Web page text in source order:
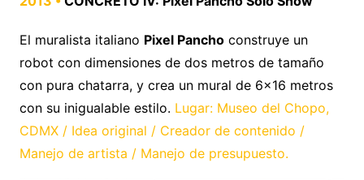
El muralista italiano Pixel Panchoconstruye un
robot con dimensiones de dos metros de tamaño
con pura chatarra, y crea un mural de 6×16 metros
con su inigualable estilo. Lugar: Museo del Chopo,
CDMX / Idea original / Creador de contenido /
Manejo de artista / Manejo de presupuesto.